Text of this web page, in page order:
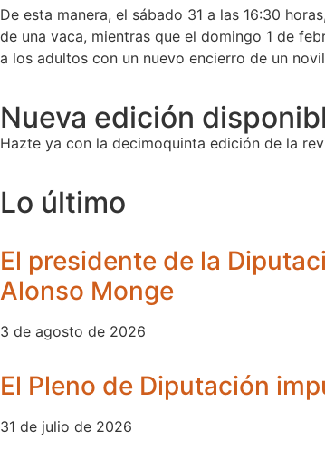
De esta manera, el sábado 31 a las 16:30
de una vaca, mientras que el domingo 1 de
a los adultos con un nuevo encierro de un
Nueva edición
Hazte ya con la decimoquinta edición de la
Lo último
El presidente de la
Alonso Monge
3 de agosto de 2026
El Pleno de Diputación
31 de julio de 2026